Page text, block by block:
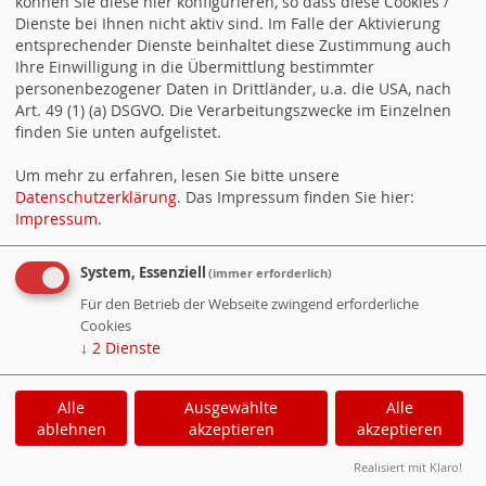
und dann auf den Weg bringen wollen. „Die Kommission hatte die
Aufgabe, Vorschläge zu entwickeln, wie insbesondere Menschen mit
kleinen und mittleren Einkommen ihren Lebensstandard im Alter
sichern… Dagmar Schmidt zu den Empfehlungen der
Rentenkommission weiterlesen
20.06.2026 12:14Gabriela Heinrich zum Weltflüchtlingstag
117 Millionen Menschen auf der Flucht Gabriela Heinrich,
Weltflüchtlingstag der Vereinten Nationen, wird daran erinnert, dass
Millionen Menschen gezwungenermaßen ihre Heimat verlassen
mussten. Hinter den Zahlen stehen persönliche Geschichten und
individuelle Schicksale. „Aktuell sind weltweit über 117 Millionen
Menschen auf der Flucht, darunter viele Kinder, oftmals ohne die
Begleitung… Gabriela Heinrich zum Weltflüchtlingstag weiterlesen
Ein Service vonwebsozis.info
Suchen
Dienste bei Ihnen nicht aktiv sind. Im Falle der Aktivierung
entsprechender Dienste beinhaltet diese Zustimmung auch
Ihre Einwilligung in die Übermittlung bestimmter
personenbezogener Daten in Drittländer, u.a. die USA, nach
Art. 49 (1) (a) DSGVO. Die Verarbeitungszwecke im Einzelnen
finden Sie unten aufgelistet.
Um mehr zu erfahren, lesen Sie bitte unsere
Datenschutzerklärung. Das Impressum finden Sie hier:
Impressum.
System, Essenziell (immer erforderlich)
Für den Betrieb der Webseite zwingend erforderliche
Cookies
↓ 2 Dienste
Alle
ablehnen
Ausgewählte
akzeptieren
Alle
akzeptieren
Realisiert mit Klaro!